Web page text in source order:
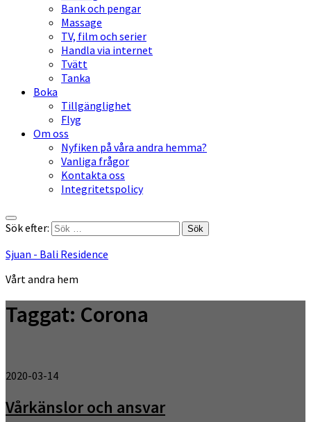
Bank och pengar
Massage
TV, film och serier
Handla via internet
Tvätt
Tanka
Boka
Tillgänglighet
Flyg
Om oss
Nyfiken på våra andra hemma?
Vanliga frågor
Kontakta oss
Integritetspolicy
Sök efter:
Sjuan - Bali Residence
Vårt andra hem
Taggat: Corona
2020-03-14
Vårkänslor och ansvar